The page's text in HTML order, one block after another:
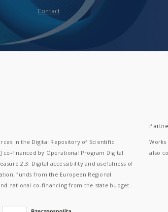
Contact
in the Digital Repository of Scientific
co-financed by Operational Program Digital
2.3: Digital accessibility and usefulness of
funds from the European Regional
national co-financing from the state budget.
also